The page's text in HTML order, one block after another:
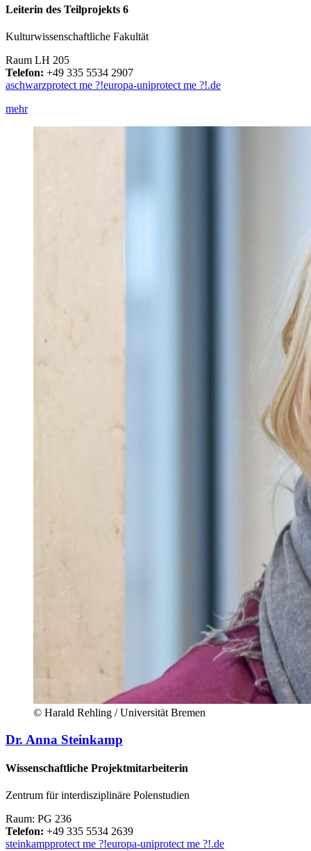
Leiterin des Teilprojekts 6
Kulturwissenschaftliche Fakultät
Raum LH 205
Telefon: +49 335 5534 2907
aschwarzprotect me ?!europa-uniprotect me ?!.de
mehr
© Harald Rehling / Universität Bremen
Dr. Anna Steinkamp
Wissenschaftliche Projektmitarbeiterin
Zentrum für interdisziplinäre Polenstudien
Raum: PG 236
Telefon: +49 335 5534 2639
steinkampprotect me ?!europa-uniprotect me ?!.de